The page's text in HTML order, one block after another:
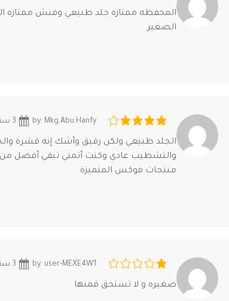
المحفظه ممتازه جلد طبيعي وفنش ممتازه
الصغير
by: Mkg.Abu Hanfy
الجلد طبيعي ولكن رقيق وأشك إنه قشرة
والتشطيب عادي وكنت أتمني تبقي أفضل
منتجات فوكس المتميزة
by: user-MEXE4W1
صغيره و لا تستحق قمنها